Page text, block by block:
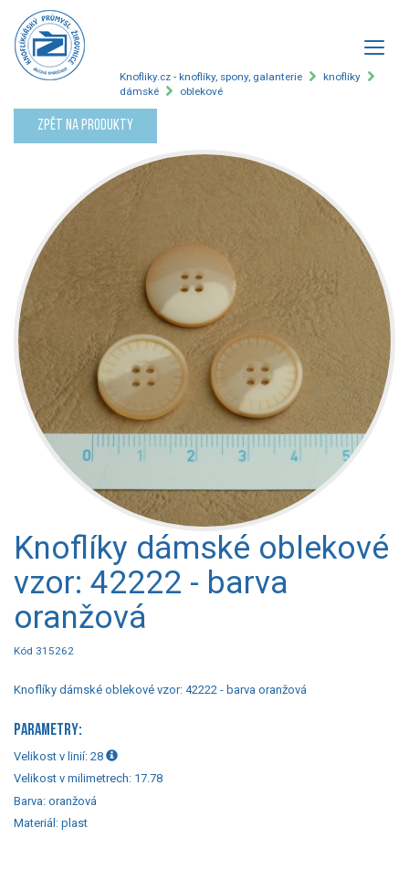
Knofliky.cz - knoflíky, spony, galanterie
knoflíky
dámské
oblekové
Zpět na produkty
Knoflíky dámské oblekové
vzor: 42222 - barva
oranžová
Kód 315262
Knoflíky dámské oblekové vzor: 42222 - barva oranžová
PARAMETRY:
Velikost v linií: 28
Velikost v milimetrech: 17.78
Barva: oranžová
Materiál: plast